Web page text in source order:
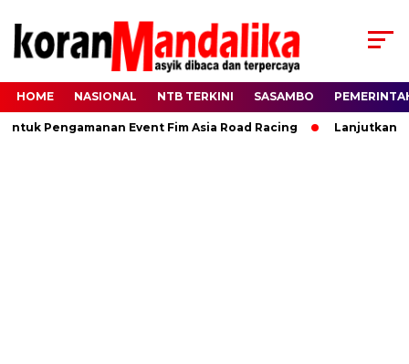
HOME NASIONAL NTB TERKINI SASAMBO
Pengamanan Event Fim Asia Road Racing Lanjutkan